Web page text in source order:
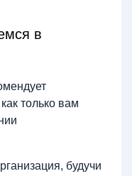
в
только вам
будучи